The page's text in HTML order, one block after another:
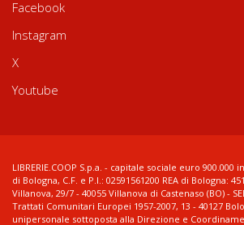
Facebook
Instagram
X
Youtube
LIBRERIE.COOP S.p.a. - capitale sociale euro
di Bologna, C.F. e P.I.: 02591561200 REA di Bologna:
Villanova, 29/7 - 40055 Villanova di Castenaso (BO) -
Trattati Comunitari Europei 1957-2007, 13 - 40127
unipersonale sottoposta alla Direzione e